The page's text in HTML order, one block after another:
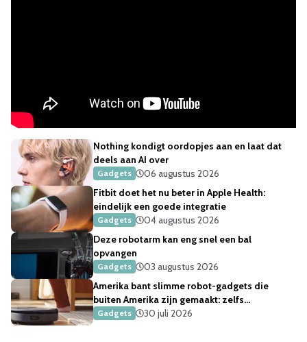
Nothing kondigt oordopjes aan en laat dat
deels aan AI over
Gadgets
06 augustus 2026
Fitbit doet het nu beter in Apple Health:
eindelijk een goede integratie
Gadgets
04 augustus 2026
Deze robotarm kan eng snel een bal
opvangen
Gadgets
03 augustus 2026
Amerika bant slimme robot-gadgets die
buiten Amerika zijn gemaakt: zelfs
robotstofzuigers
Gadgets 30 juli 2026